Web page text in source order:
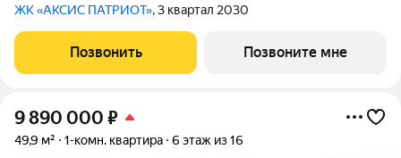
ЖК «АКСИС ПАТРИОТ», 3 квартал 2030
Позвонить Позвоните мне
9 890 000 ₽
49,9 м² 1-комн. квартира 6 этаж из 16